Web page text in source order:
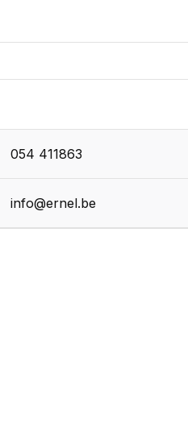
054 411863
info@ernel.be